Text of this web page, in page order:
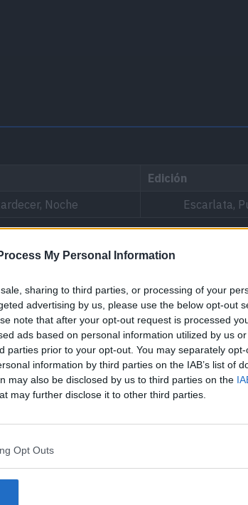
My Personal Information
sharing to third parties, or processing of your
advertising by us, please use the below opt-out
note that after your opt-out request is processed
ads based on personal information utilized by us
parties prior to your opt-out. You may separately
information by third parties on the IAB’s list of
may also be disclosed by us to third parties on the
may further disclose it to other third parties.
Opt Outs
Edición
Noche Escarlata,
Área[Info]
Área 2 (Norte)
Noche Escarlata,